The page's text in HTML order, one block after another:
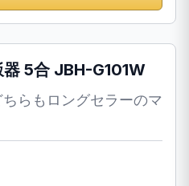
5合 JBH-G101W
らもロングセラーのマ